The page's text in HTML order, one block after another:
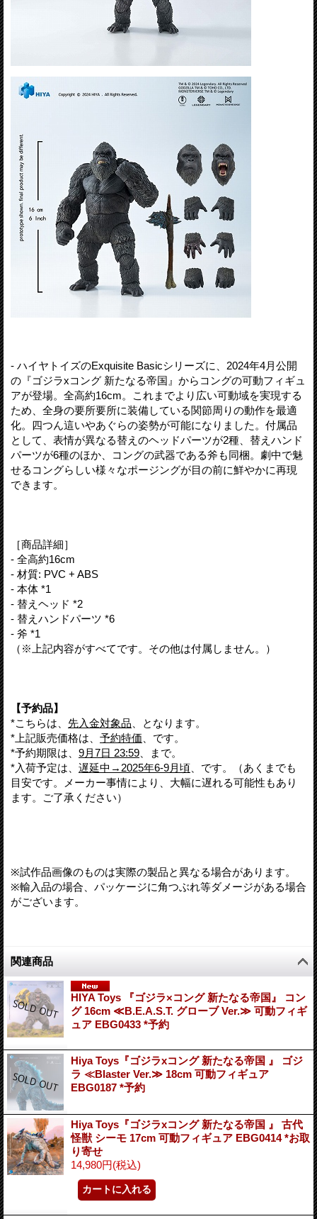
- ハイヤトイズのExquisite Basicシリーズに、2024年4月公開
の『ゴジラxコング 新たなる帝国』からコングの可動フィギュ
アが登場。全高約16cm。これまでより広い可動域を実現する
ため、全身の要所要所に装備している関節周りの動作を最適
化。四つん這いやあぐらの姿勢が可能になりました。付属品
として、表情が異なる替えのヘッドパーツが2種、替えハンド
パーツが6種のほか、コングの武器である斧も同梱。劇中で魅
せるコングらしい様々なポージングが目の前に鮮やかに再現
できます。
［商品詳細］
- 全高約16cm
- 材質: PVC + ABS
- 本体 *1
- 替えヘッド *2
- 替えハンドパーツ *6
- 斧 *1
（※上記内容がすべてです。その他は付属しません。）
【予約品】
*こちらは、 先入金対象品 、となります。
*上記販売価格は、 予約特価 、です。
*予約期限は、 9月7日 23:59 、まで。
*入荷予定は、 遅延中→2025年6-9月頃 、です。（あくまでも
目安です。メーカー事情により、大幅に遅れる可能性もあり
ます。ご了承ください）
※試作品画像のものは実際の製品と異なる場合があります。
※輸入品の場合、パッケージに角つぶれ等ダメージがある場合
がございます。
関連商品
HIYA Toys 『ゴジラ×コング 新たなる帝国』 コン
グ 16cm ≪B.E.A.S.T. グローブ Ver.≫ 可動フィギ
ュア EBG0433 *予約
Hiya Toys『ゴジラxコング 新たなる帝国 』 ゴジ
ラ ≪Blaster Ver.≫ 18cm 可動フィギュア
EBG0187 *予約
Hiya Toys『ゴジラxコング 新たなる帝国 』 古代
怪獣 シーモ 17cm 可動フィギュア EBG0414 *お取
り寄せ
14,980円(税込)